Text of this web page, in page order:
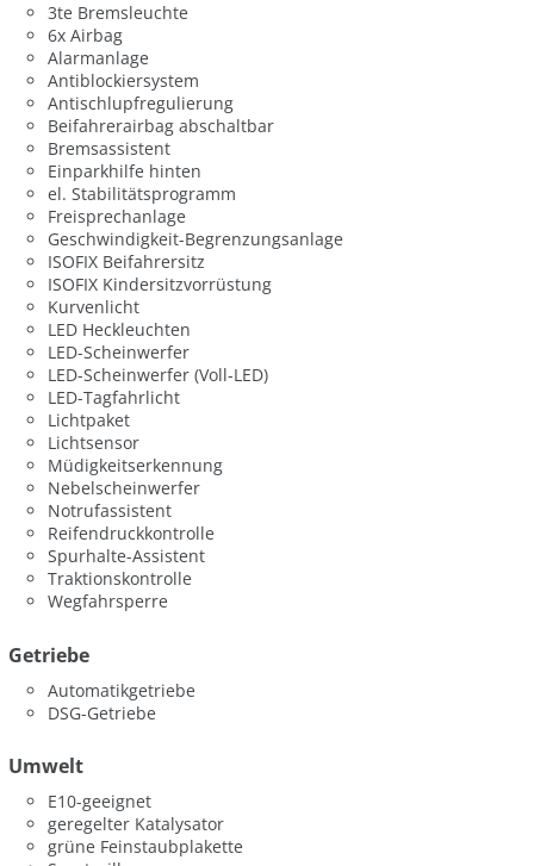
3te Bremsleuchte
6x Airbag
Alarmanlage
Antiblockiersystem
Antischlupfregulierung
Beifahrerairbag abschaltbar
Bremsassistent
Einparkhilfe hinten
el. Stabilitätsprogramm
Freisprechanlage
Geschwindigkeit-Begrenzungsanlage
ISOFIX Beifahrersitz
ISOFIX Kindersitzvorrüstung
Kurvenlicht
LED Heckleuchten
LED-Scheinwerfer
LED-Scheinwerfer (Voll-LED)
LED-Tagfahrlicht
Lichtpaket
Lichtsensor
Müdigkeitserkennung
Nebelscheinwerfer
Notrufassistent
Reifendruckkontrolle
Spurhalte-Assistent
Traktionskontrolle
Wegfahrsperre
Getriebe
Automatikgetriebe
DSG-Getriebe
Umwelt
E10-geeignet
geregelter Katalysator
grüne Feinstaubplakette